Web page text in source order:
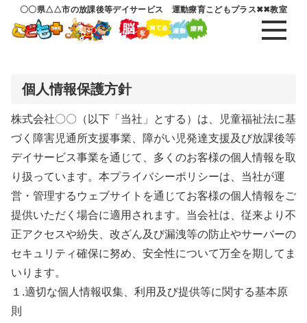
〇〇県△△市の放課後等デイサービス 運動療育こどもプラス✖✖教室
個人情報保護方針
株式会社〇〇（以下「当社」とする）は、児童福祉法に基
づく障害児通所支援事業、障がい児発達支援及び放課後等
デイサービス事業を通じて、多くのお客様の個人情報を取
り扱っています。本プライバシーポリシーは、当社が運
営・管理するウェブサイトを通じてお客様の個人情報をご
提供いただく場合に適用されます。当会社は、従来より不
正アクセスや紛失、改ざん及び漏洩等の防止やサーバーの
セキュリティ確保に努め、安全性について万全を期してま
いります。
１.適切な個人情報収集、利用及び提供等に関する基本原
則